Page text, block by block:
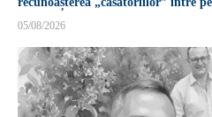
05/08/2026